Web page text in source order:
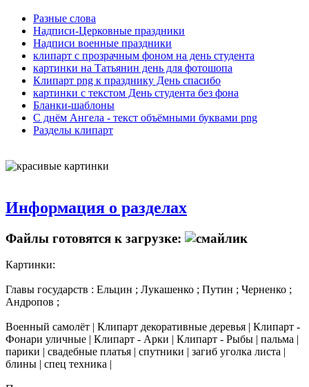
Разные слова
Надписи-Церковные праздники
Надписи военные праздники
клипарт с прозрачным фоном на день студента
картинки на Татьянин день для фотошопа
Клипарт png к празднику День спасибо
картинки с текстом День студента без фона
Бланки-шаблоны
С днём Ангела - текст объёмными буквами png
Разделы клипарт
Информация о разделах
Файлы готовятся к загрузке:
Картинки:
Главы государств : Ельцин ; Лукашенко ; Путин ; Черненко ;
Андропов ;
Военный самолёт | Клипарт декоративные деревья | Клипарт -
Фонари уличные | Клипарт - Арки | Клипарт - Рыбы | пальма |
парики | свадебные платья | спутники | загиб уголка листа |
блины | спец техника |